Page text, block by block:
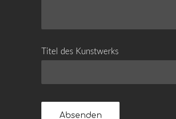
Titel des Kunstwerks